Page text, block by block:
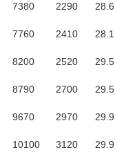
7380 2290 28.6
7760 2410 28.1
8200 2520 29.5
8790 2700 29.5
9670 2970 29.9
10100 3120 29.9